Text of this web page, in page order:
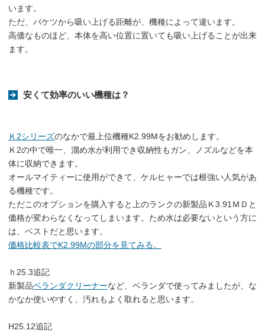
います。
ただ、バケツから吸い上げる距離が、機種によって違います。
高価なものほど、本体を高い位置に置いても吸い上げることが出来
ます。
安くて効率のいい機種は？
Ｋ2シリーズのなかで最上位機種K2.99Mをお勧めします。
Ｋ2の中で唯一、溜め水が利用でき収納性もガン、ノズルなどを本
体に収納できます。
オールマイティーに使用ができて、ケルヒャーでは根強い人気があ
る機種です。
ただこのオプションを購入すると上のランクの新製品Ｋ3.91ＭＤと
価格が変わらなくなってしまいます。ため水は必要ないという方に
は、ベストだと思います。
価格比較表でK2.99Mの部分を見てみる。
ｈ25.3追記
新製品ベランダクリーナーなど、ベランダで使ってみましたが、な
かなか使いやすく、汚れもよく取れると思います。
H25.12追記